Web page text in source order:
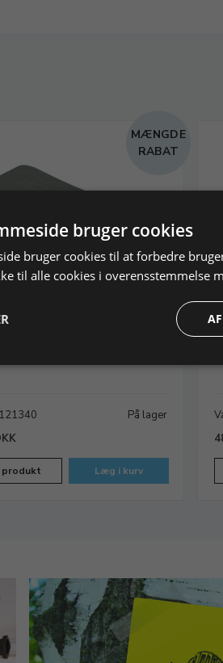
MÆNGDE
RABAT
På lager
produkt Læg i kurv
bruger cookies
bruger cookies til at forbedre
til alle cookies i overensstemmelse